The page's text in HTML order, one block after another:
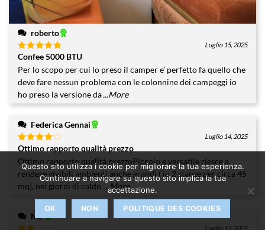
roberto
Valutato5
su 5
Luglio 15, 2025
Confee 5000 BTU
Per lo scopo per cui lo preso il camper e’ perfetto fa quello che
deve fare nessun problema con le colonnine dei campeggi io
ho preso la versione da...More
Federica Gennai
Valutato
4su 5
Luglio 14, 2025
Ottimo rapporto qualità prezzo
Ottimo rapporto qualità prezzoPiccolo e versatile riesce a
rendere vivibili ambienti anche grandi ( io 2 stanze per circa 45
mq), nei giorni di caldo ...More
Ms
Luglio 12, 2025
Questo sito utilizza i cookie per migliorare la tua esperienza.
Continuare a navigare su questo sito implica la tua
accettazione.
OK NON POLITIQUE DES COOKIES